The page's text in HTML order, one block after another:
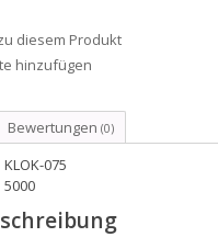
diesem Produkt
hinzufügen
Bewertungen (0)
KLOK-075
5000